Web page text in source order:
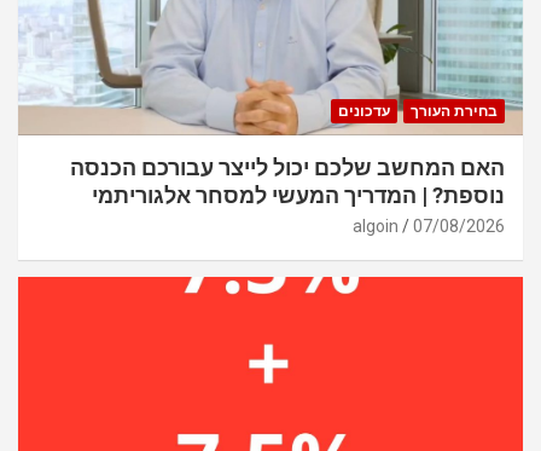
בחירת העורך עדכונים
האם המחשב שלכם יכול לייצר עבורכם הכנסה
נוספת? | המדריך המעשי למסחר אלגוריתמי
07/08/2026
algoin